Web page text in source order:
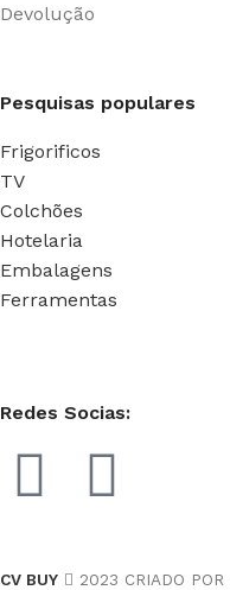
Devolução
Pesquisas populares
Frigorificos
TV
Colchões
Hotelaria
Embalagens
Ferramentas
Redes Socias:
CV BUY 2023 CRIADO POR